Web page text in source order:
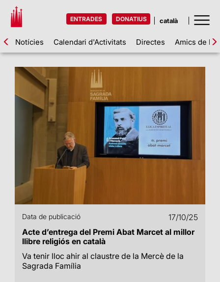
ENTRADES DONATIUS
Notícies Calendari d'Activitats Directes Amics de la
Data de publicació
17/10/25
Acte d’entrega del Premi Abat Marcet al millor
llibre religiós en català
Va tenir lloc ahir al claustre de la Mercè de la
Sagrada Família